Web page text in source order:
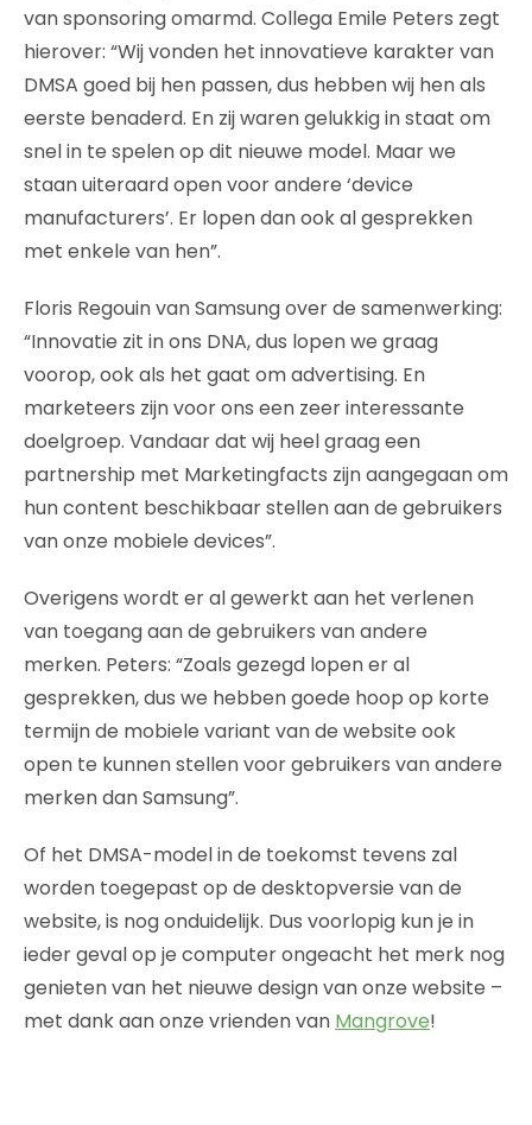
van sponsoring omarmd. Collega Emile Peters zegt
hierover: “Wij vonden het innovatieve karakter van
DMSA goed bij hen passen, dus hebben wij hen als
eerste benaderd. En zij waren gelukkig in staat om
snel in te spelen op dit nieuwe model. Maar we
staan uiteraard open voor andere ‘device
manufacturers’. Er lopen dan ook al gesprekken
met enkele van hen”.
Floris Regouin van Samsung over de samenwerking:
“Innovatie zit in ons DNA, dus lopen we graag
voorop, ook als het gaat om advertising. En
marketeers zijn voor ons een zeer interessante
doelgroep. Vandaar dat wij heel graag een
partnership met Marketingfacts zijn aangegaan om
hun content beschikbaar stellen aan de gebruikers
van onze mobiele devices”.
Overigens wordt er al gewerkt aan het verlenen
van toegang aan de gebruikers van andere
merken. Peters: “Zoals gezegd lopen er al
gesprekken, dus we hebben goede hoop op korte
termijn de mobiele variant van de website ook
open te kunnen stellen voor gebruikers van andere
merken dan Samsung”.
Of het DMSA-model in de toekomst tevens zal
worden toegepast op de desktopversie van de
website, is nog onduidelijk. Dus voorlopig kun je in
ieder geval op je computer ongeacht het merk nog
genieten van het nieuwe design van onze website –
met dank aan onze vrienden van Mangrove!